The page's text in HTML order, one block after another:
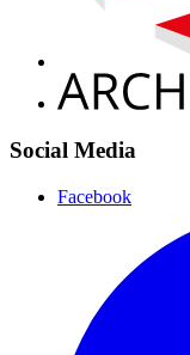
Social Media
Facebook